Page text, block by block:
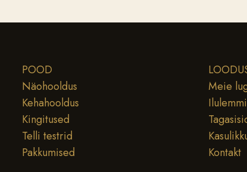
POOD
Näohooldus
Kehahooldus
Kingitused
Telli testrid
Pakkumised
Meie
Kontakt